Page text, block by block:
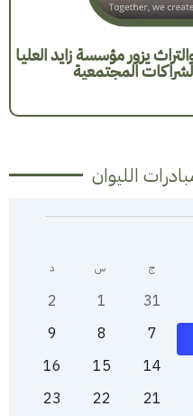
يزور مؤسسة زايد العليا
المجتمعية
الليوان